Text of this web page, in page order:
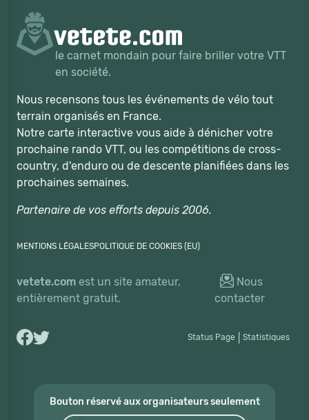
le carnet mondain pour faire briller votre VTT
en société.
Nous recensons tous les événements de vélo tout
terrain organisés en France.
Notre carte interactive vous aide à dénicher votre
prochaine rando VTT, ou les compétitions de cross-
country, d'enduro ou de descente planifiées dans les
prochaines semaines.
Partenaire de vos efforts depuis 2006.
MENTIONS LÉGALESPOLITIQUE DE COOKIES (EU)
vetete.com est un site amateur,
entièrement gratuit.
Nous
contacter
Status Page Statistiques
Bouton réservé aux organisateurs seulement